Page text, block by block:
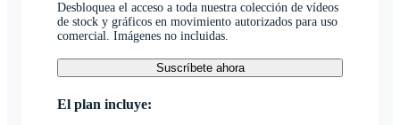
Desbloquea el acceso a toda nuestra colección de vídeos
de stock y gráficos en movimiento autorizados para uso
comercial. Imágenes no incluidas.
Suscríbete ahora
El plan incluye: